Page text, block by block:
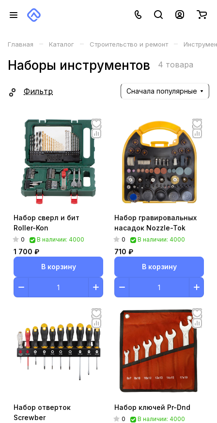
Главная – Каталог – Строительство и ремонт –
Наборы инструментов 4 товара
Фильтр Сначала популярные
Набор сверл и бит
Roller-Kon
0 В наличии: 4000
1 700 ₽
В корзину
Набор гравировальных
насадок Nozzle-Tok
0 В наличии: 4000
710 ₽
В корзину
Набор отверток
Screwber
Набор ключей Pr-Dnd
0 В наличии: 4000